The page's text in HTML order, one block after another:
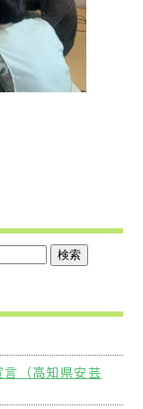
（高知県安芸